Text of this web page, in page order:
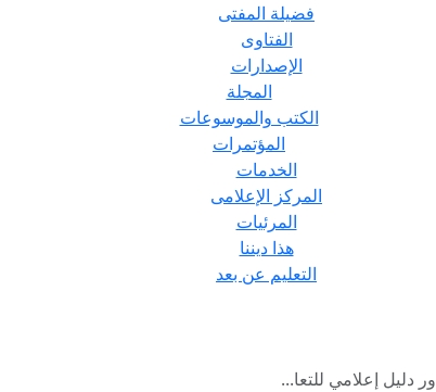
فضيلة المفتى
الفتاوى
الإصدارات
المجلة
الكتب والموسوعات
المؤتمرات
الخدمات
المركز الإعلامى
المرئيات
هذا ديننا
التعليم عن بعد
إعلامي للتعا...